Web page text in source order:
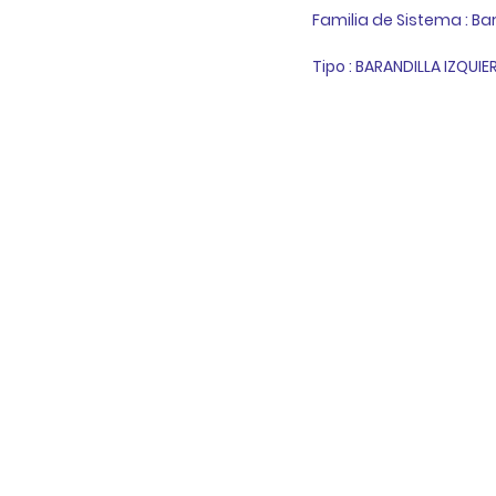
Familia de Sistema :
Tipo : BARANDILLA